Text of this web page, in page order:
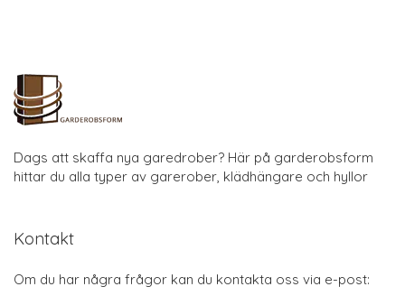
Dags att skaffa nya garedrober? Här på garderobsform
hittar du alla typer av garerober, klädhängare och hyllor
Kontakt
Om du har några frågor kan du kontakta oss via e-post: